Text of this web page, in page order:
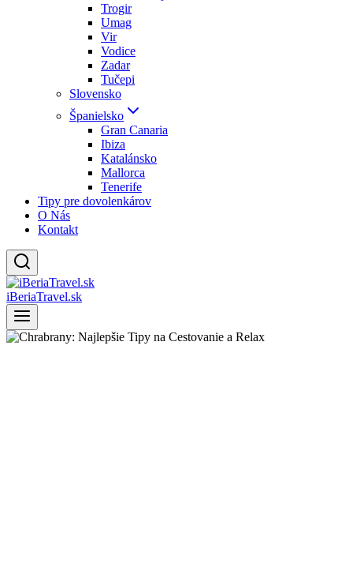
Trogir
Umag
Vir
Vodice
Zadar
Tučepi
Slovensko
Španielsko
Gran Canaria
Ibiza
Katalánsko
Mallorca
Tenerife
Tipy pre dovolenkárov
O Nás
Kontakt
iBeriaTravel.sk